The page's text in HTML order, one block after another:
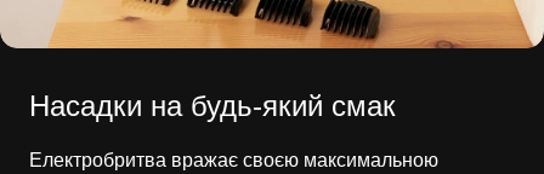
Насадки на будь-який смак
Електробритва вражає своєю максимальною